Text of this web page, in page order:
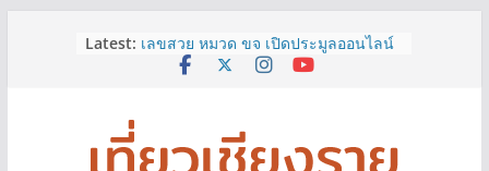
Latest: เลขสวย หมวด ขจ เปิดประมูลออนไลน์
แล้ววันนี้ เลขเด่น เลขมงคล ความหมาย
จ.เชียงราย ที่ไม่ควรพลาด!
12–16 ส.ค.นี้ เตรียมพบกับมหกรรมสุด